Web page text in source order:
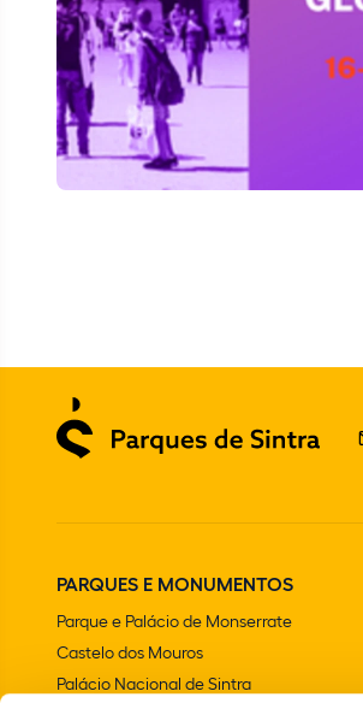
PARQUES E MONUMENTOS
Parque e Palácio de Monserrate
Castelo dos Mouros
Palácio Nacional de Sintra